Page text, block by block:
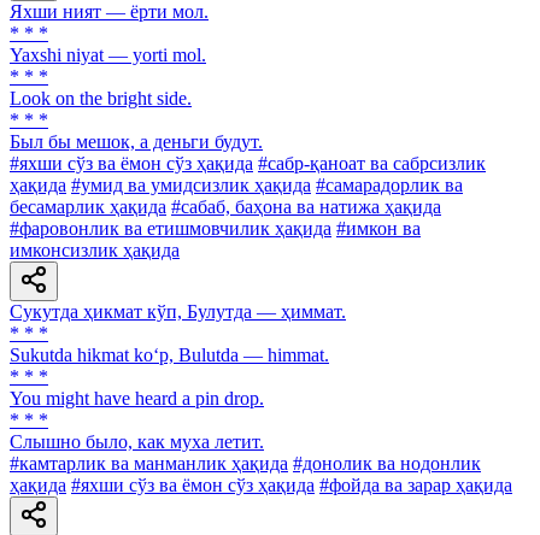
Яхши ният — ёрти мол.
* * *
Yaxshi niyat — yorti mol.
* * *
Look on the bright side.
* * *
Был бы мешок, а деньги будут.
#яхши сўз ва ёмон сўз ҳақида #сабр-қаноат ва сабрсизлик
ҳақида #умид ва умидсизлик ҳақида #самарадорлик ва
бесамарлик ҳақида #сабаб, баҳона ва натижа ҳақида
#фаровонлик ва етишмовчилик ҳақида #имкон ва
имконсизлик ҳақида
Сукутда ҳикмат кўп, Булутда — ҳиммат.
* * *
Sukutda hikmat ko‘p, Bulutda — himmat.
* * *
You might have heard a pin drop.
* * *
Слышно было, как муха летит.
#камтарлик ва манманлик ҳақида #донолик ва нодонлик
ҳақида #яхши сўз ва ёмон сўз ҳақида #фойда ва зарар ҳақида